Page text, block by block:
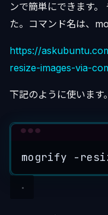
ンで簡単にできます
た。コマンド名は、
https://
resize-images-via-
下記のように使います
mogrify -